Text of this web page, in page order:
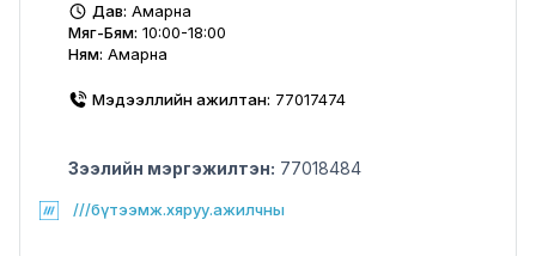
Дав: Амарна
Мяг-Бям: 10:00-18:00
Ням: Амарна
Мэдээллийн ажилтан: 77017474
Зээлийн мэргэжилтэн: 77018484
///бүтээмж.хяруу.ажилчны